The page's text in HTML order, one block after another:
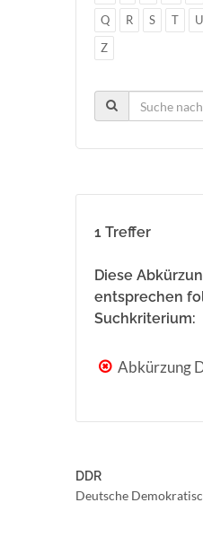
Q
R S T U
Z
1 Treffer
Diese
entsprechen
Suchkriterium:
Abkürzung
DDR
Deutsche